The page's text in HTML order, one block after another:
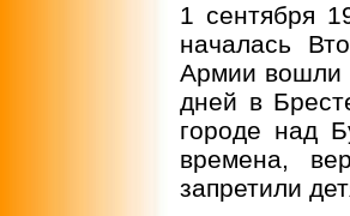
1 сентября
началась
Армии вошли
дней в
городе над
времена,
запретили